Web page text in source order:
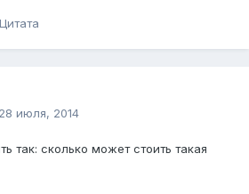
Цитата
28 июля, 2014
так: сколько может стоить такая